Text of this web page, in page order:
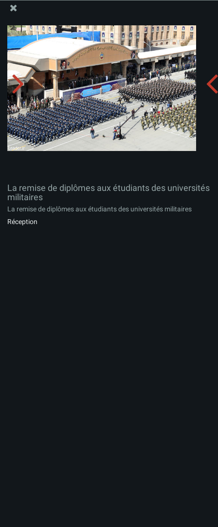
La remise de diplômes aux étudiants des universités
militaires
Télécharger l'album:
La remise de diplômes aux étudiants des universités
militaires
La remise de diplômes aux étudiants des universités militaires
Réception